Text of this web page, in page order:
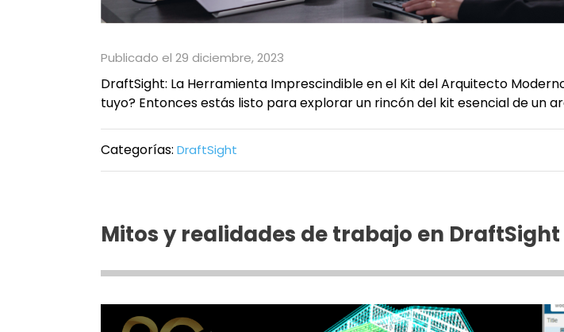
Publicado el 29 diciembre, 2023
DraftSight: La Herramienta Imprescindible en el Kit del Arquitecto
tuyo? Entonces estás listo para explorar un rincón del kit esencial de un
Categorías: DraftSight
Mitos y realidades de trabajo en DraftSight